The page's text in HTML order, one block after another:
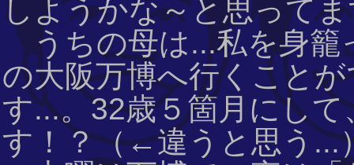
しようかな～と思って
うちの母は...私を身籠
の大阪万博へ行くこと
す...。32歳５箇月にして
す！？（←違うと思う...